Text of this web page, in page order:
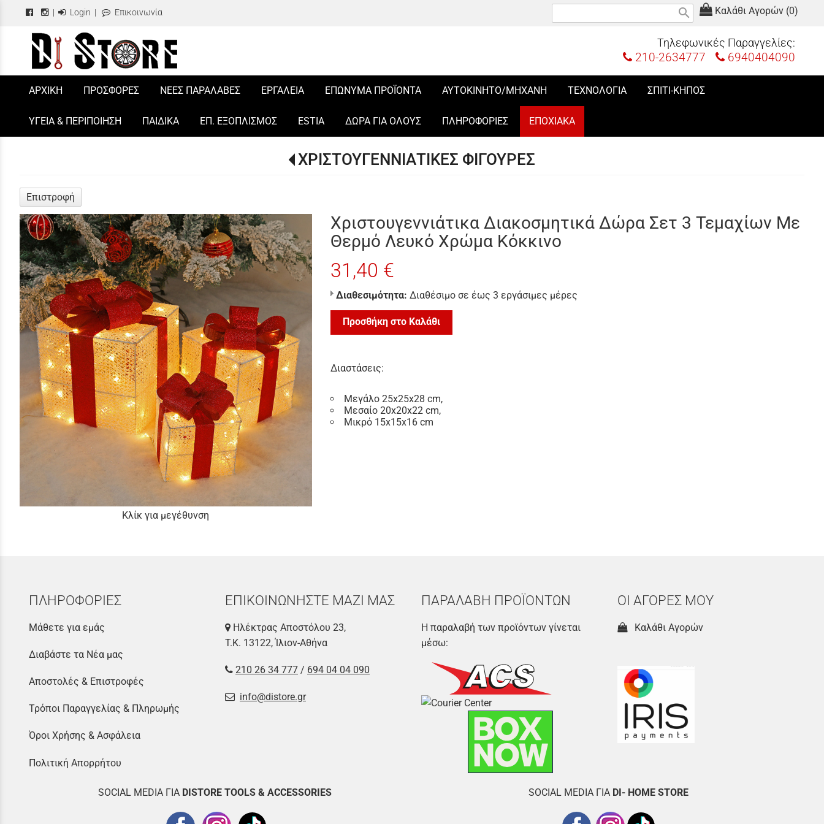
| Login | Επικοινωνία Καλάθι Αγορών (0)
search
Τηλεφωνικές Παραγγελίες:
210-2634777 6940404090
/
ΑΡΧΙΚΗ ΠΡΟΣΦΟΡΕΣ ΝΕΕΣ ΠΑΡΑΛΑΒΕΣ ΕΡΓΑΛΕΙΑ ΕΠΩΝΥΜΑ ΠΡΟΪΟΝΤΑ ΑΥΤΟΚΙΝΗΤΟ/ΜΗΧΑΝΗ ΤΕΧΝΟΛΟΓΙΑ ΣΠΙΤΙ-ΚΗΠΟΣ
ΥΓΕΙΑ & ΠΕΡΙΠΟΙΗΣΗ ΠΑΙΔΙΚΑ ΕΠ. ΕΞΟΠΛΙΣΜΟΣ ESTIA ΔΩΡΑ ΓΙΑ ΟΛΟΥΣ ΠΛΗΡΟΦΟΡΙΕΣ ΕΠΟΧΙΑΚΑ
ΧΡΙΣΤΟΥΓΕΝΝΙΑΤΙΚΕΣ ΦΙΓΟΥΡΕΣ
Επιστροφή
Κλίκ για μεγέθυνση
Χριστουγεννιάτικα Διακοσμητικά Δώρα Σετ 3 Τεμαχίων Με
Θερμό Λευκό Χρώμα Κόκκινο
31,40 €
Διαθεσιμότητα: Διαθέσιμο σε έως 3 εργάσιμες μέρες
Προσθήκη στο Καλάθι
Διαστάσεις:
Μεγάλο 25x25x28 cm,
Μεσαίο 20x20x22 cm,
Μικρό 15x15x16 cm
ΠΛΗΡΟΦΟΡΙΕΣ
Μάθετε για εμάς
Διαβάστε τα Νέα μας
Αποστολές & Επιστροφές
Τρόποι Παραγγελίας & Πληρωμής
Όροι Χρήσης & Ασφάλεια
Πολιτική Απορρήτου
ΕΠΙΚΟΙΝΩΝΗΣΤΕ ΜΑΖΙ ΜΑΣ
Ηλέκτρας Αποστόλου 23,
Τ.Κ. 13122, Ίλιον-Αθήνα
210 26 34 777 / 694 04 04 090
info@distore.gr
ΠΑΡΑΛΑΒΗ ΠΡΟΪΟΝΤΩΝ
Η παραλαβή των προϊόντων γίνεται
μέσω:
ΟΙ ΑΓΟΡΕΣ ΜΟΥ
Καλάθι Αγορών
SOCIAL MEDIA ΓΙΑ DISTORE TOOLS & ACCESSORIES SOCIAL MEDIA ΓΙΑ DI- HOME STORE